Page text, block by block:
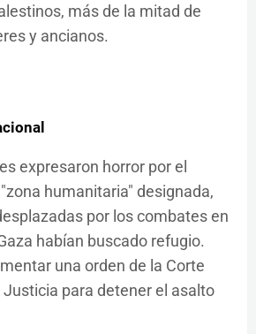
más de la mitad de
y ancianos.
expresaron horror por el
humanitaria" designada,
por los combates en
habían buscado refugio.
una orden de la Corte
para detener el asalto